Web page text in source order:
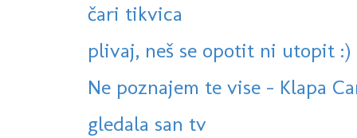
čari tikvica
plivaj, neš se opotit ni utopit :)
Ne poznajem te vise - Klapa
gledala san tv